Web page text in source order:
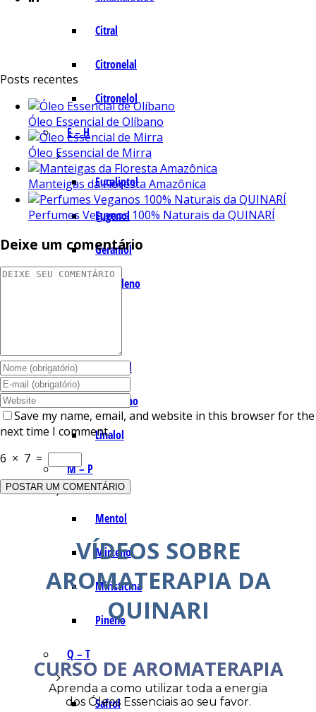
Citral
Citronelal
Citronelol
E – H
Eucaliptol
Eugenol
Geraniol
Humuleno
Lemonal
Limoneno
Linalol
M – P
Mentol
Mirceno
Miristicina
Pineno
Q – T
Safrol
Posts recentes
Óleo Essencial de Olíbano
Óleo Essencial de Mirra
Manteigas da Floresta Amazônica
Perfumes Veganos 100% Naturais da QUINARÍ
Deixe um comentário
Save my name, email, and website in this browser for the
next time I comment.
6 × 7 =
VÍDEOS SOBRE
AROMATERAPIA DA
QUINARI
CURSO DE AROMATERAPIA
Aprenda a como utilizar toda a energia
dos Óleos Essenciais ao seu favor.